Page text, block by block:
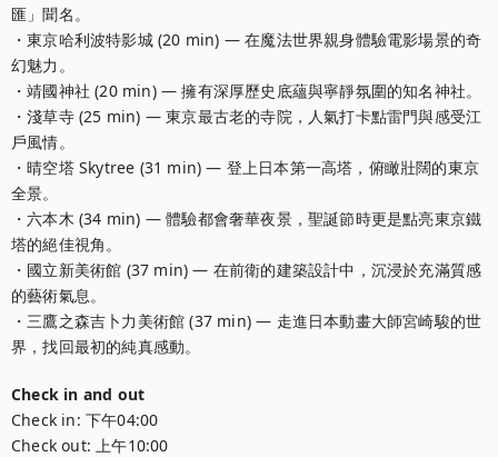
匯」聞名。
・東京哈利波特影城 (20 min) — 在魔法世界親身體驗電影場景的奇
幻魅力。
・靖國神社 (20 min) — 擁有深厚歷史底蘊與寧靜氛圍的知名神社。
・淺草寺 (25 min) — 東京最古老的寺院，人氣打卡點雷門與感受江
戶風情。
・晴空塔 Skytree (31 min) — 登上日本第一高塔，俯瞰壯闊的東京
全景。
・六本木 (34 min) — 體驗都會奢華夜景，聖誕節時更是點亮東京鐵
塔的絕佳視角。
・國立新美術館 (37 min) — 在前衛的建築設計中，沉浸於充滿質感
的藝術氣息。
・三鷹之森吉卜力美術館 (37 min) — 走進日本動畫大師宮崎駿的世
界，找回最初的純真感動。
Check in and out
Check in: 下午04:00
Check out: 上午10:00